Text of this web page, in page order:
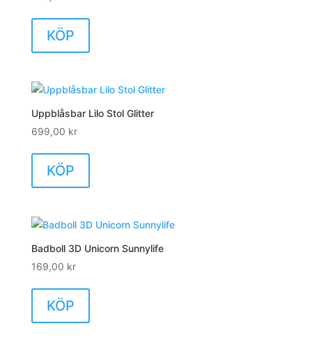
KÖP
Uppblåsbar Lilo Stol Glitter
699,00 kr
KÖP
Badboll 3D Unicorn Sunnylife
169,00 kr
KÖP